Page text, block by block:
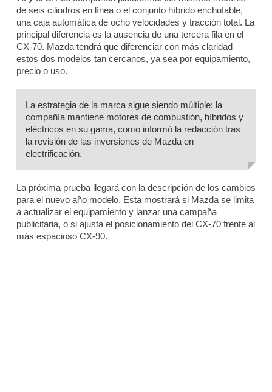
de seis cilindros en línea o el conjunto híbrido enchufable,
una caja automática de ocho velocidades y tracción total. La
principal diferencia es la ausencia de una tercera fila en el
CX-70. Mazda tendrá que diferenciar con más claridad
estos dos modelos tan cercanos, ya sea por equipamiento,
precio o uso.
La estrategia de la marca sigue siendo múltiple: la
compañía mantiene motores de combustión, híbridos y
eléctricos en su gama, como informó la redacción tras
la revisión de las inversiones de Mazda en
electrificación.
La próxima prueba llegará con la descripción de los cambios
para el nuevo año modelo. Esta mostrará si Mazda se limita
a actualizar el equipamiento y lanzar una campaña
publicitaria, o si ajusta el posicionamiento del CX-70 frente al
más espacioso CX-90.